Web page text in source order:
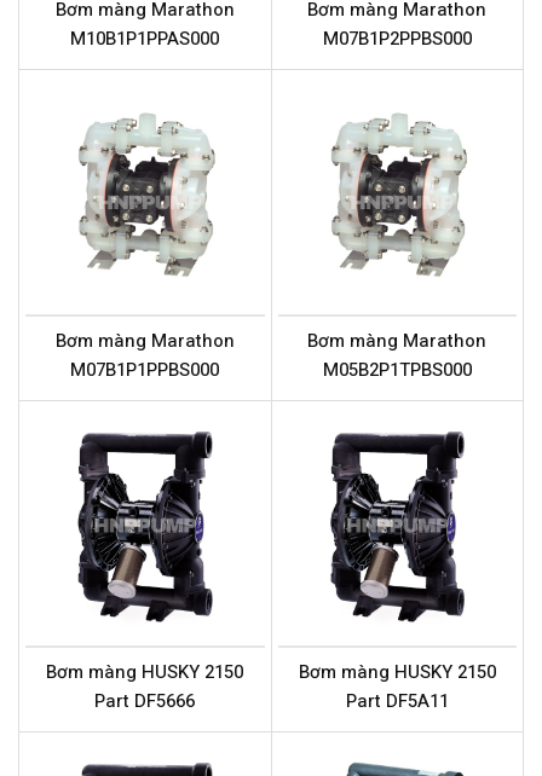
Bơm màng Marathon
M10B1P1PPAS000
Bơm màng Marathon
M07B1P2PPBS000
Bơm màng Marathon
M07B1P1PPBS000
Bơm màng Marathon
M05B2P1TPBS000
Bơm màng HUSKY 2150
Part DF5666
Bơm màng HUSKY 2150
Part DF5A11